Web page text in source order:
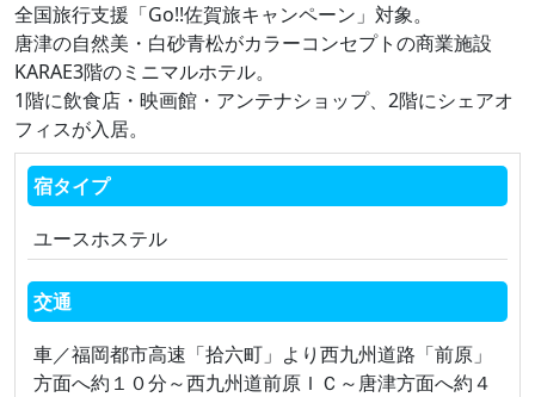
全国旅行支援「Go!!佐賀旅キャンペーン」対象。
唐津の自然美・白砂青松がカラーコンセプトの商業施設
KARAE3階のミニマルホテル。
1階に飲食店・映画館・アンテナショップ、2階にシェアオ
フィスが入居。
宿タイプ
ユースホステル
交通
車／福岡都市高速「拾六町」より西九州道路「前原」
方面へ約１０分～西九州道前原ＩＣ～唐津方面へ約４